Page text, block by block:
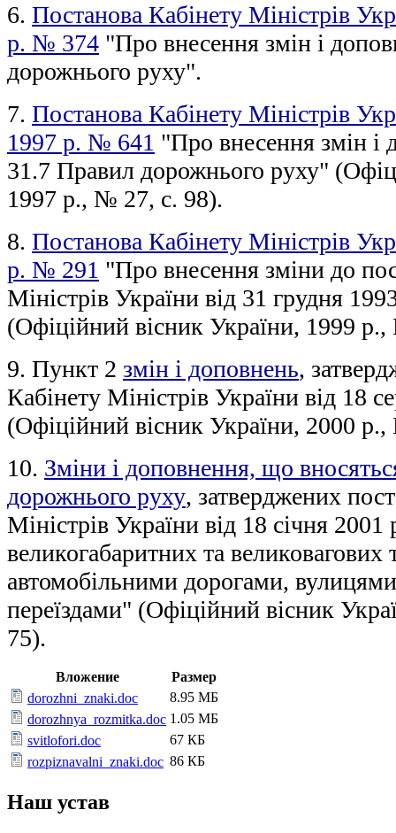
6. Постанова Кабінету Міністрів
р. № 374 "Про внесення змін і
дорожнього руху".
7. Постанова Кабінету Міністрів
1997 р. № 641 "Про внесення змін і
31.7 Правил дорожнього руху"
1997 р., № 27, с. 98).
8. Постанова Кабінету Міністрів
р. № 291 "Про внесення зміни до
Міністрів України від 31 грудня
(Офіційний вісник України, 1999
9. Пункт 2 змін і доповнень,
Кабінету Міністрів України від 18
(Офіційний вісник України, 2000
10. Зміни і доповнення, що
дорожнього руху, затверджених
Міністрів України від 18 січня
великогабаритних та великовагових
автомобільними дорогами,
переїздами" (Офіційний вісник
75).
Вложение
Размер
dorozhni_znaki.doc
8.95 МБ
dorozhnya_rozmitka.doc 1.05 МБ
svitlofori.doc
67 КБ
rozpiznavalni_znaki.doc 86 КБ
Наш устав